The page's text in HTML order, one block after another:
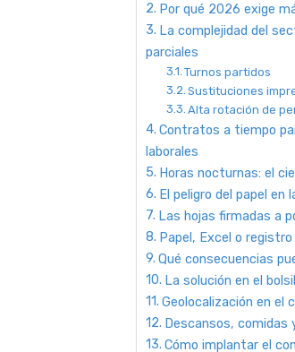
Por qué 2026 exige
La complejidad del
parciales
Turnos partidos
Sustituciones
Alta rotación de
Contratos a tiempo
laborales
Horas nocturnas: el
El peligro del papel en
Las hojas firmadas a
Papel, Excel o
Qué consecuencias
La solución en el
Geolocalización en el
Descansos, comidas
Cómo implantar el